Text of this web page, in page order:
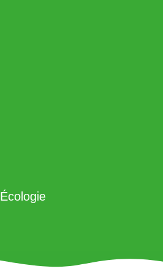
Écologie